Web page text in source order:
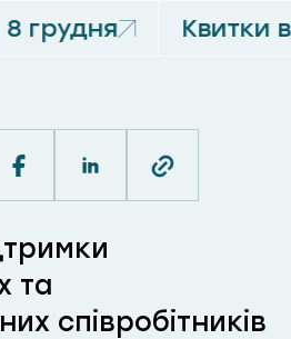
грудня Квитки
та
співробітників